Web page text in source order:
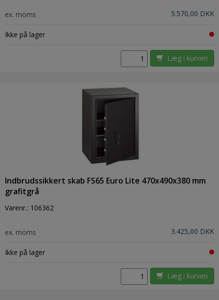
ex. moms 5.570,00 DKK
Ikke på lager
Læg i kurven
Indbrudssikkert skab FS65 Euro Lite 470x490x380 mm
grafitgrå
Varenr.: 106362
ex. moms 3.425,00 DKK
Ikke på lager
Læg i kurven